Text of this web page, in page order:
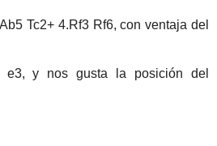
Tc2+ 4.Rf3 Rf6, con ventaja del
e3, y nos gusta la posición del